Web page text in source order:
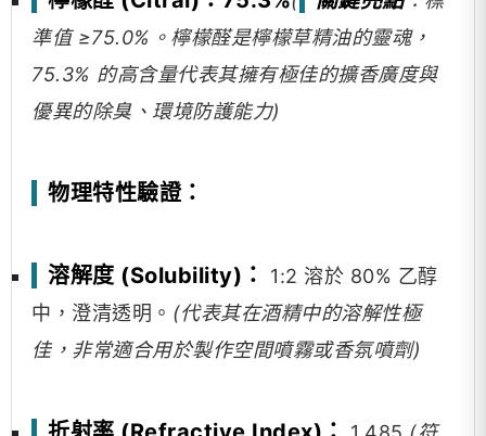
準值 ≥75.0%。檸檬醛是檸檬草精油的靈魂，
75.3% 的高含量代表其擁有極佳的擴香廣度與
優異的除臭、環境防護能力)
物理特性驗證：
溶解度 (Solubility)：
1:2 溶於 80% 乙醇
中，澄清透明。 (代表其在酒精中的溶解性極
佳，非常適合用於製作空間噴霧或香氛噴劑)